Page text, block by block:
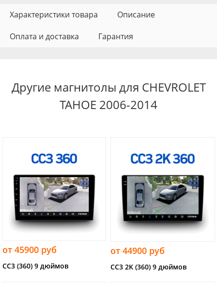
Характеристики товара Описание
Оплата и доставка Гарантия
Другие магнитолы для CHEVROLET
TAHOE 2006-2014
от 45900 руб
CC3 (360) 9 дюймов
от 44900 руб
CC3 2K (360) 9 дюймов